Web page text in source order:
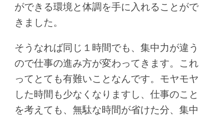
ができる環境と体調を手に入れることがで
きました。
そうなれば同じ１時間でも、集中力が違う
ので仕事の進み方が変わってきます。これ
ってとても有難いことなんです。モヤモヤ
した時間も少なくなりますし、仕事のこと
を考えても、無駄な時間が省けた分、集中